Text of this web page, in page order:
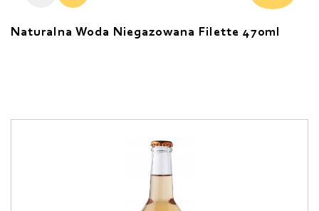
Naturalna Woda Niegazowana Filette 470ml